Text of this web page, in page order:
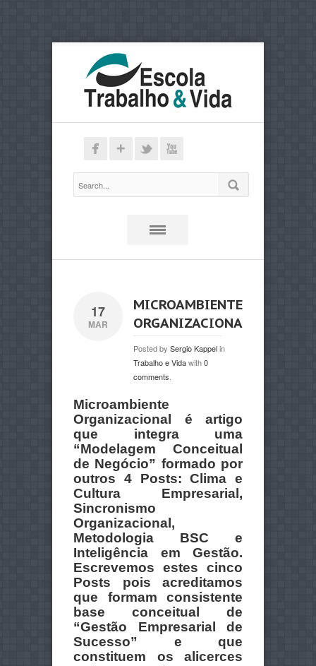
17
MAR
MICROAMBIENTE
ORGANIZACIONAL
Posted by Sergio Kappelin
Trabalho e Vidawith0
comments
Microambiente
Organizacional é artigo
que integra uma
“Modelagem Conceitual
de Negócio” formado por
outros 4 Posts: Clima e
Cultura Empresarial,
Sincronismo
Organizacional,
Metodologia BSC e
Inteligência em Gestão.
Escrevemos estes cinco
Posts pois acreditamos
que formam consistente
base conceitual de
“Gestão Empresarial de
Sucesso” e que
constituem os alicerces